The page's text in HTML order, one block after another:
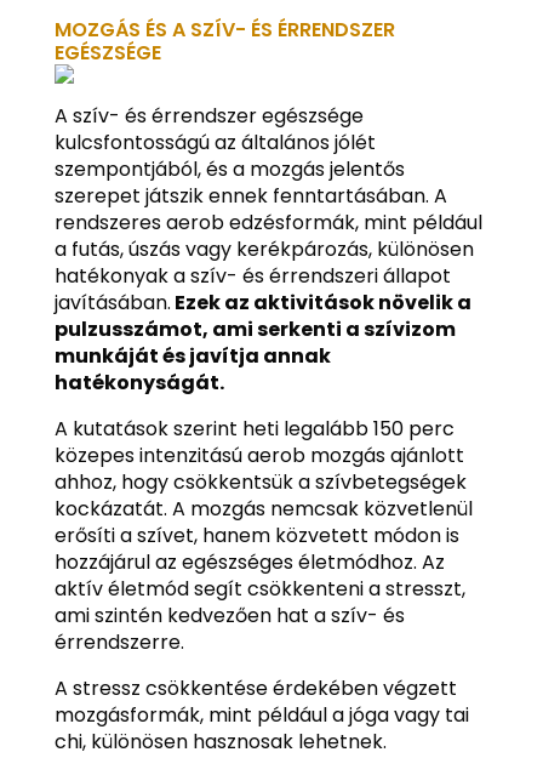
MOZGÁS ÉS A SZÍV- ÉS ÉRRENDSZER
EGÉSZSÉGE
A szív- és érrendszer egészsége
kulcsfontosságú az általános jólét
szempontjából, és a mozgás jelentős
szerepet játszik ennek fenntartásában. A
rendszeres aerob edzésformák, mint például
a futás, úszás vagy kerékpározás, különösen
hatékonyak a szív- és érrendszeri állapot
javításában. Ezek az aktivitások növelik a
pulzusszámot, ami serkenti a szívizom
munkáját és javítja annak
hatékonyságát.
A kutatások szerint heti legalább 150 perc
közepes intenzitású aerob mozgás ajánlott
ahhoz, hogy csökkentsük a szívbetegségek
kockázatát. A mozgás nemcsak közvetlenül
erősíti a szívet, hanem közvetett módon is
hozzájárul az egészséges életmódhoz. Az
aktív életmód segít csökkenteni a stresszt,
ami szintén kedvezően hat a szív- és
érrendszerre.
A stressz csökkentése érdekében végzett
mozgásformák, mint például a jóga vagy tai
chi, különösen hasznosak lehetnek.